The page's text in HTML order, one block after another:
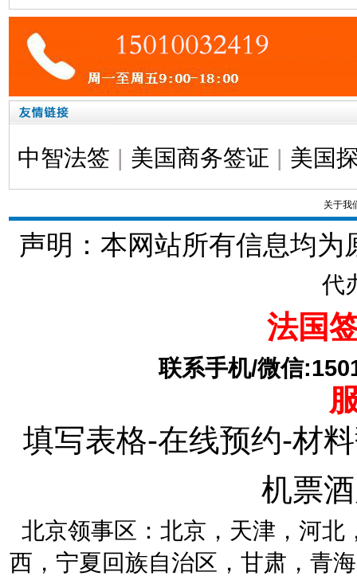
中智法签 | 美国商务签证 | 美国
关于我
声明：本网站所有信息均为
代
法国
联系手机/微信
填写表格-在线预约-材
机票
北京领事区：北京，天津，河
西，宁夏回族自治区，甘肃，青